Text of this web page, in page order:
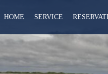
HOME SERVICE